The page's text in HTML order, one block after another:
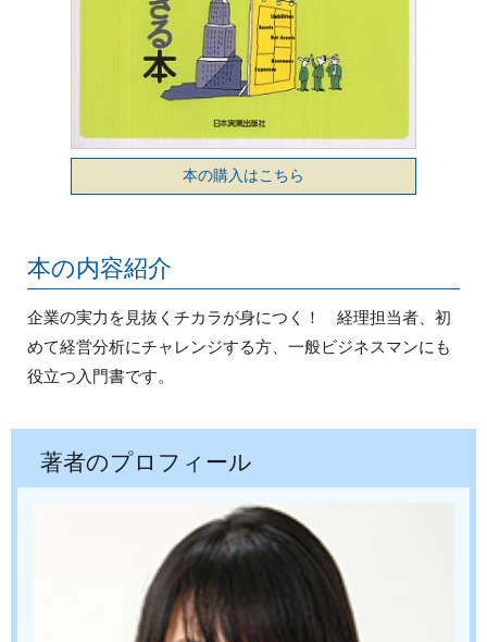
本の購入はこちら
本の内容紹介
企業の実力を見抜くチカラが身につく！ 経理担当者、初
めて経営分析にチャレンジする方、一般ビジネスマンにも
役立つ入門書です。
著者のプロフィール